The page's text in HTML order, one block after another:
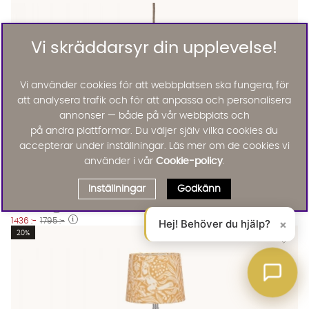
SIENNA Taklampa 45x40cm Mossa
1436 :- 1795 :-
20%
Vi skräddarsyr din upplevelse!
Vi använder cookies för att webbplatsen ska fungera, för
att analysera trafik och för att anpassa och personalisera
annonser — både på vår webbplats och
på andra plattformar. Du väljer själv vilka cookies du
accepterar under inställningar. Läs mer om de cookies vi
använder i vår Cookie-policy.
Inställningar Godkänn
Hej! Behöver du hjälp? ×